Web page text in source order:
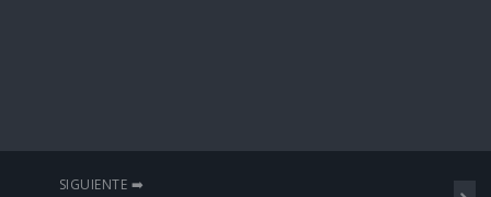
SIGUIENTE ➡️